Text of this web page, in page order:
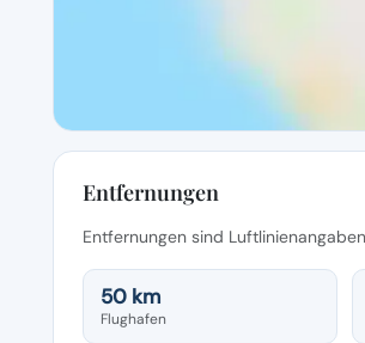
Entfernungen
Entfernungen sind Luftlinienangaben
50 km
Flughafen